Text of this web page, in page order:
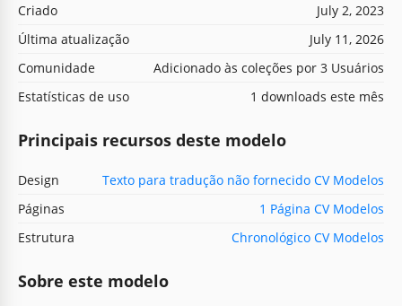
Criado
July 2, 2023
Última atualização
July 11, 2026
Comunidade
Adicionado às coleções por 3 Usuários
Estatísticas de uso
1 downloads este mês
Principais recursos deste modelo
Design
Texto para tradução não fornecido CV Modelos
Páginas
1 Página CV Modelos
Estrutura
Chronológico CV Modelos
Sobre este modelo